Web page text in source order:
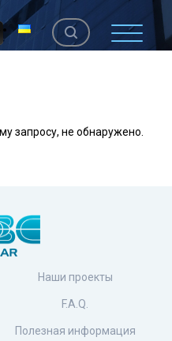
запросу, не обнаружено.
Наши проекты
F.A.Q.
Полезная информация